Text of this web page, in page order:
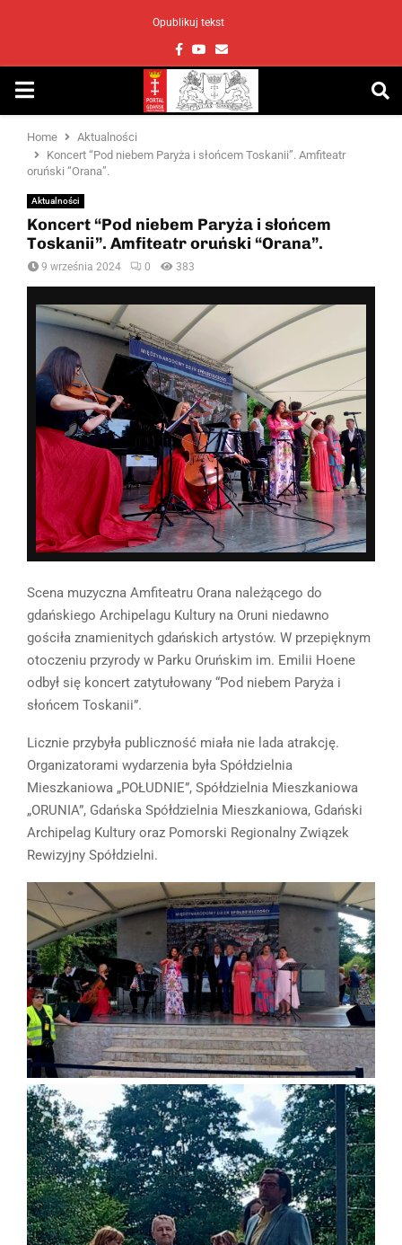
Opublikuj tekst
Facebook
Youtube
Email
PRIMARY
MENU
Home
Aktualności
Koncert “Pod niebem Paryża i słońcem Toskanii”. Amfiteatr
oruński “Orana”.
Aktualności
Koncert “Pod niebem Paryża i słońcem
Toskanii”. Amfiteatr oruński “Orana”.
9 września 2024 0 383
Scena muzyczna Amfiteatru Orana należącego do
gdańskiego Archipelagu Kultury na Oruni niedawno
gościła znamienitych gdańskich artystów. W przepięknym
otoczeniu przyrody w Parku Oruńskim im. Emilii Hoene
odbył się koncert zatytułowany “Pod niebem Paryża i
słońcem Toskanii”.
Licznie przybyła publiczność miała nie lada atrakcję.
Organizatorami wydarzenia była Spółdzielnia
Mieszkaniowa „POŁUDNIE”, Spółdzielnia Mieszkaniowa
„ORUNIA”, Gdańska Spółdzielnia Mieszkaniowa, Gdański
Archipelag Kultury oraz Pomorski Regionalny Związek
Rewizyjny Spółdzielni.